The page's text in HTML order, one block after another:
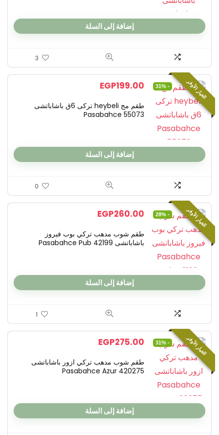
إضافة إلى السلة
3
الخيار الأوفر - 31%
EGP199.00
طقم مج heybeli تركى 6ق باشاباتشى
Pasabahce 55073
إضافة إلى السلة
0
الخيار الأوفر - 28%
EGP260.00
طقم شوب مدهب تركي بوب فيروز
باشاباتشى Pasabahce Pub 42199
إضافة إلى السلة
1
الخيار الأوفر - 31%
EGP275.00
طقم شوب مدهب تركي ازور باشاباتشى
Pasabahce Azur 420275
إضافة إلى السلة